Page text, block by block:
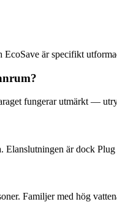
är specifikt
fungerar utmärkt —
Elanslutningen är dock
Familjer med hög